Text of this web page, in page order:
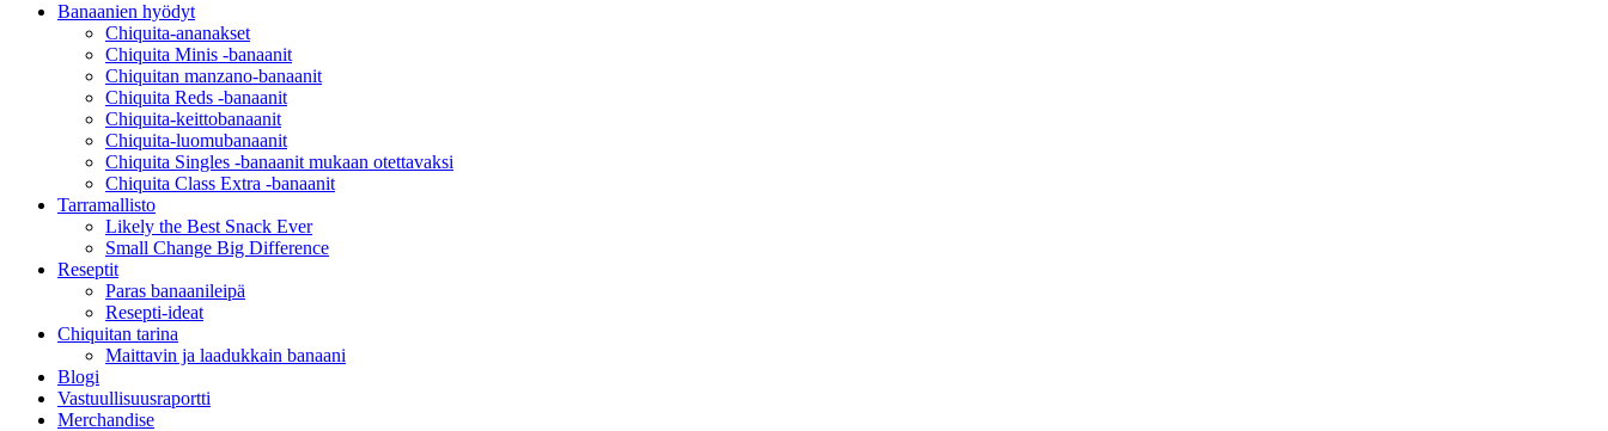
Banaanien hyödyt
Chiquita-ananakset
Chiquita Minis -banaanit
Chiquitan manzano-banaanit
Chiquita Reds -banaanit
Chiquita-keittobanaanit
Chiquita-luomubanaanit
Chiquita Singles -banaanit mukaan otettavaksi
Chiquita Class Extra -banaanit
Tarramallisto
Likely the Best Snack Ever
Small Change Big Difference
Reseptit
Paras banaanileipä
Resepti-ideat
Chiquitan tarina
Maittavin ja laadukkain banaani
Blogi
Vastuullisuusraportti
Merchandise